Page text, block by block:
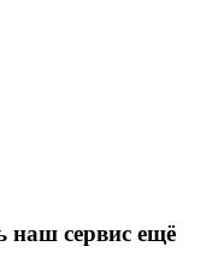
наш сервис ещё